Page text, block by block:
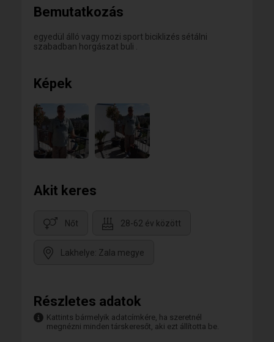
Bemutatkozás
egyedül álló vagy mozi sport biciklizés sétálni
szabadban horgászat buli .
Képek
Akit keres
Nőt 28-62 év között
Lakhelye: Zala megye
Részletes adatok
Kattints bármelyik adatcímkére, ha szeretnél
megnézni minden társkeresőt, aki ezt állította be.